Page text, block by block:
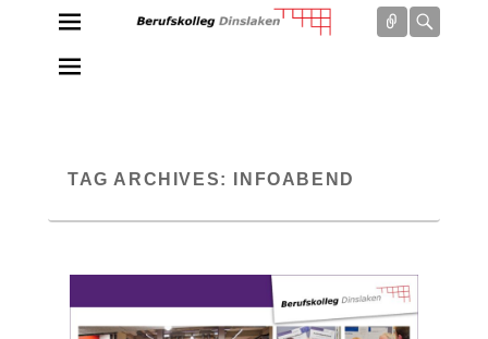
Connect
TAG ARCHIVES: INFOABEND